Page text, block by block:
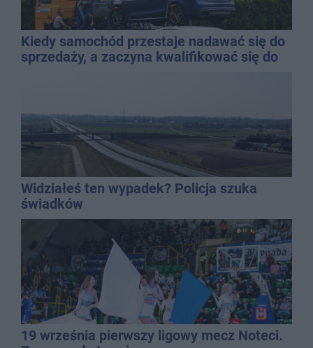
Kiedy samochód przestaje nadawać się do
sprzedaży, a zaczyna kwalifikować się do
Widziałeś ten wypadek? Policja szuka
świadków
19 września pierwszy ligowy mecz Noteci.